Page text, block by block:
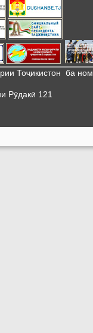
Тоҷикистон ба
Рӯдакӣ 121